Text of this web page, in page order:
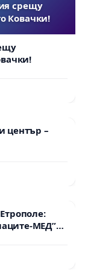
срещу
Ковачки!
център –
МЕД”
всички